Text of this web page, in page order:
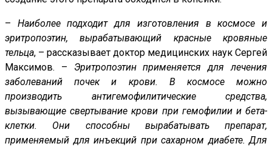
– Наиболее подходит для изготовления в космосе и
эритропоэтин, вырабатывающий красные кровяные
тельца, – рассказывает доктор медицинских наук Сергей
Максимов. – Эритропоэтин применяется для лечения
заболеваний почек и крови. В космосе можно
производить антигемофилитические средства,
вызывающие свертывание крови при гемофилии и бета-
клетки. Они способны вырабатывать препарат,
применяемый для инъекций при сахарном диабете. Для